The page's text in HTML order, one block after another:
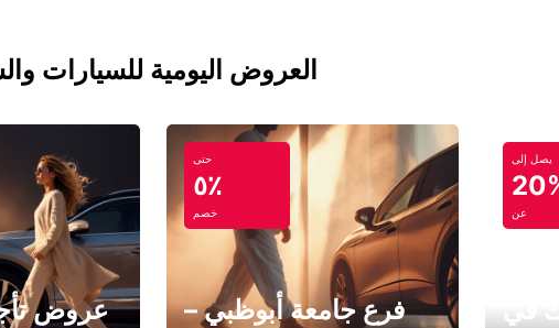
العروض اليومية للسيارات
عروض
حتى
٥٪
خصم
فرع جامعة أبوظبي –
يصل إلى
عن